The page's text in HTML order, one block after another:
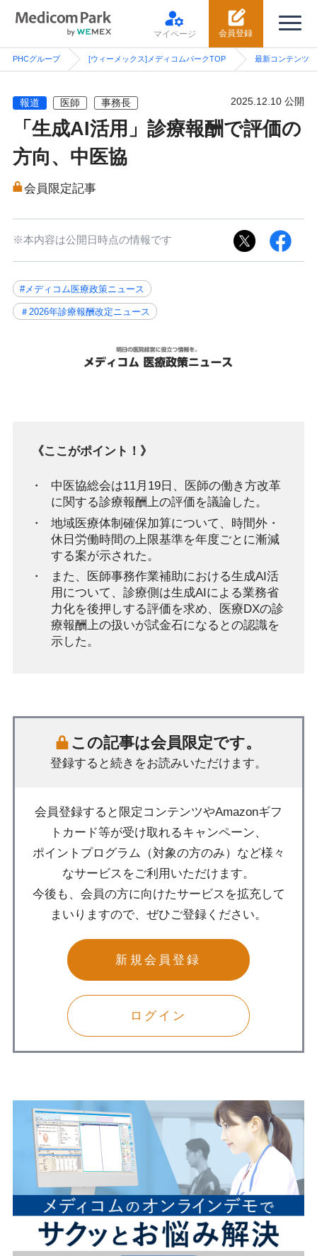
会員登録
マイページ
PHCグループ [ウィーメックス]メディコムパークTOP 最新コンテンツ
報道 医師 事務長 2025.12.10 公開
「生成AI活用」診療報酬で評価の
方向、中医協
会員限定記事
※本内容は公開日時点の情報です
#メディコム医療政策ニュース
＃2026年診療報酬改定ニュース
《ここがポイント！》
中医協総会は11月19日、医師の働き方改革
に関する診療報酬上の評価を議論した。
地域医療体制確保加算について、時間外・
休日労働時間の上限基準を年度ごとに漸減
する案が示された。
また、医師事務作業補助における生成AI活
用について、診療側は生成AIによる業務省
力化を後押しする評価を求め、医療DXの診
療報酬上の扱いが試金石になるとの認識を
示した。
この記事は会員限定です。
登録すると続きをお読みいただけます。
会員登録すると限定コンテンツやAmazonギフ
トカード等が受け取れるキャンペーン、
ポイントプログラム（対象の方のみ）など様々
なサービスをご利用いただけます。
今後も、会員の方に向けたサービスを拡充して
まいりますので、ぜひご登録ください。
新規会員登録
ログイン